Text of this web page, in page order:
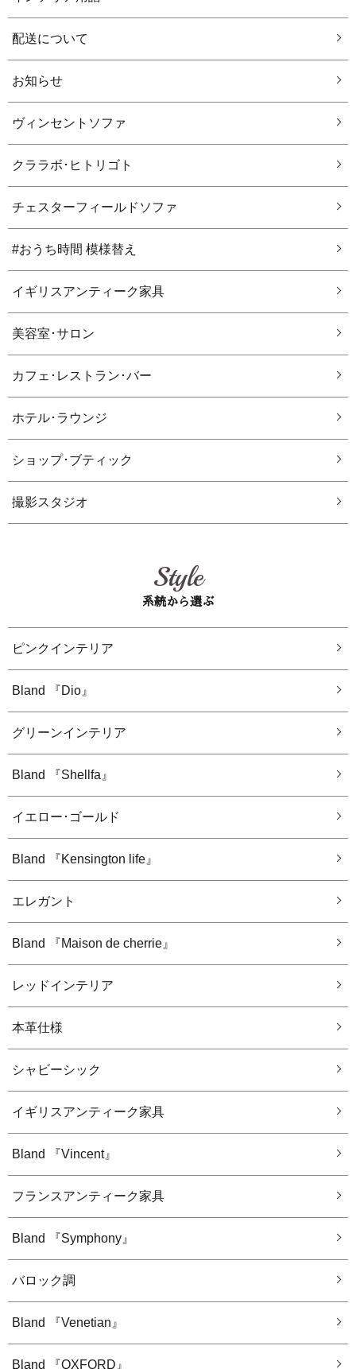
配送について
お知らせ
ヴィンセントソファ
クララボ･ヒトリゴト
チェスターフィールドソファ
#おうち時間 模様替え
イギリスアンティーク家具
美容室･サロン
カフェ･レストラン･バー
ホテル･ラウンジ
ショップ･ブティック
撮影スタジオ
Style
系統から選ぶ
ピンクインテリア
Bland 『Dio』
グリーンインテリア
Bland 『Shellfa』
イエロー･ゴールド
Bland 『Kensington life』
エレガント
Bland 『Maison de cherrie』
レッドインテリア
本革仕様
シャビーシック
イギリスアンティーク家具
Bland 『Vincent』
フランスアンティーク家具
Bland 『Symphony』
バロック調
Bland 『Venetian』
Bland 『OXFORD』